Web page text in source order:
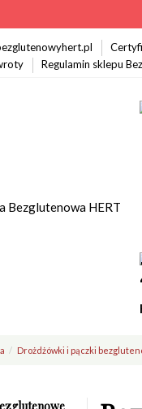
Regulamin sklepu
Drożdżówki i pączki